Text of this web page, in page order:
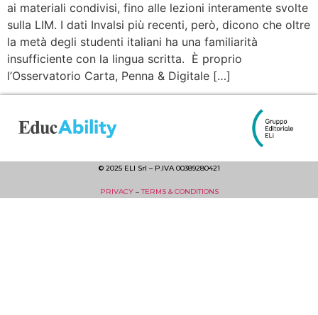
ai materiali condivisi, fino alle lezioni interamente svolte
sulla LIM. I dati Invalsi più recenti, però, dicono che oltre
la metà degli studenti italiani ha una familiarità
insufficiente con la lingua scritta. È proprio
l’Osservatorio Carta, Penna & Digitale […]
© 2025 ELI Srl – P.IVA 00389280421
PRIVACY–TERMS & CONDITIONS